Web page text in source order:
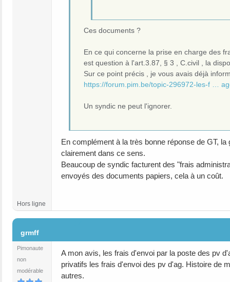
Ces documents ?
En ce qui concerne la prise en charge des
est question à l'art.3.87, § 3 , C.civil , la
Sur ce point précis , je vous avais déjà
https://forum.pim.be/topic-296972-les-f …
Un syndic ne peut l'ignorer.
En complément à la très bonne réponse de GT,
clairement dans ce sens.
Beaucoup de syndic facturent des "frais
envoyés des documents papiers, cela à un coût.
Hors ligne
grmff
Pimonaute
non
modérable
A mon avis, les frais d'envoi par la poste des pv
privatifs les frais d'envoi des pv d'ag. Histoire de
autres.